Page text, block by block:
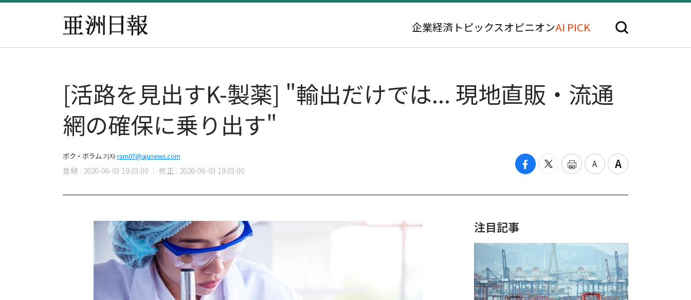
企業経済 トピックスオピニオンAI PICK
[活路を見出すK-製薬] "輸出だけでは... 現地直販・流通
網の確保に乗り出す"
ボク・ボラム 기자ram07@ajunews.com
登録 : 2026-06-03 19:03:00 修正 : 2026-06-03 19:03:00
注目記事